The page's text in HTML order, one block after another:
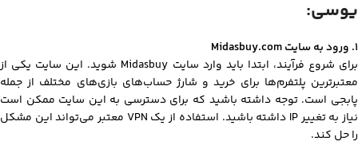
یوسی:
۱. ورود به سایت
Midasbuy.com
برای شروع فرآیند، ابتدا باید وارد سایت Midasbuy شوید. این سایت یکی از
معتبرترین پلتفرم‌ها برای خرید و شارژ حساب‌های بازی‌های مختلف از جمله
پابجی است. توجه داشته باشید که برای دسترسی به این سایت ممکن است
نیاز به تغییر IP داشته باشید. استفاده از یک VPN معتبر می‌تواند این مشکل
را حل کند.